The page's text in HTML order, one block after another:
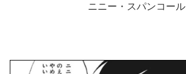
ニニー・スパンコール